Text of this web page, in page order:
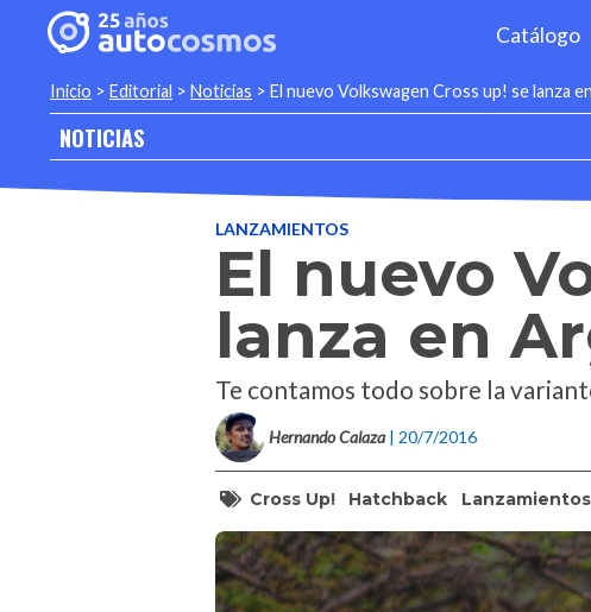
Catálogo
Inicio > Editorial > Noticias > El nuevo Volkswagen Cross up! se lanza
NOTICIAS
LANZAMIENTOS
El nuevo
lanza en
Te contamos todo sobre la
Hernando Calaza | 20/7/2016
Cross Up! Hatchback Lanzamientos